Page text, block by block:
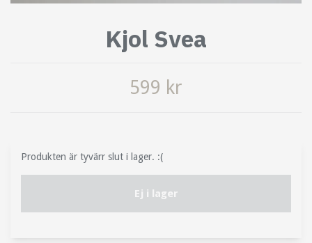
Kjol Svea
599 kr
Produkten är tyvärr slut i lager. :(
Ej i lager